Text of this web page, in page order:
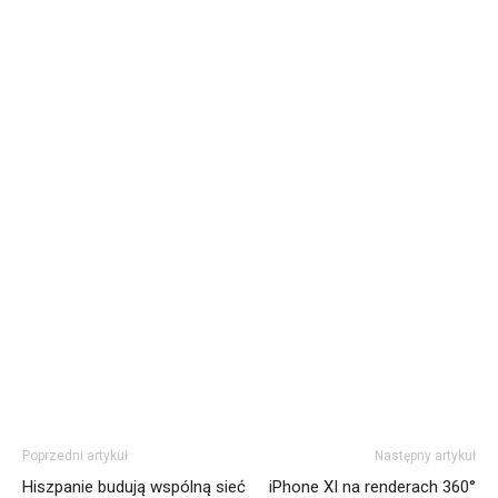
Poprzedni artykuł
Hiszpanie budują wspólną sieć
Następny artykuł
iPhone XI na renderach 360°